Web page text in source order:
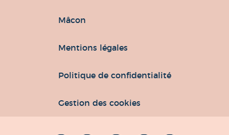
Mâcon
Mentions légales
Politique de confidentialité
Gestion des cookies